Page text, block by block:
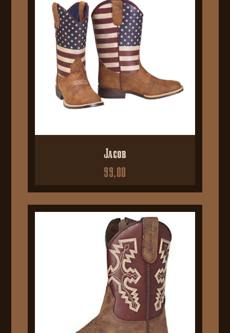
Jacob
99,00